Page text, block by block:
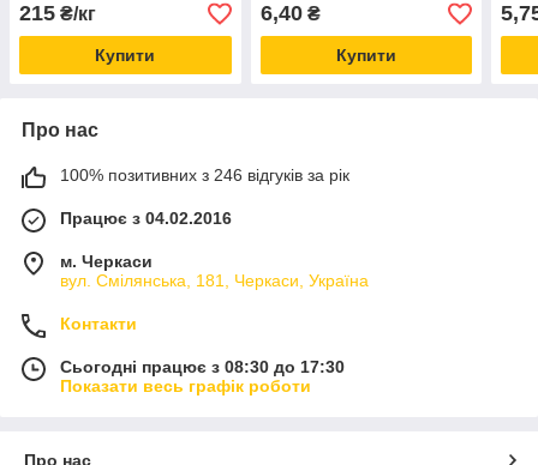
215 ₴/кг
Купити
6,40₴
Купити
Про нас
100% позитивних з 246 відгуків за рік
Працює з 04.02.2016
м. Черкаси
вул. Смілянська, 181, Черкаси, Україна
Контакти
Сьогодні працює з 08:30 до 17:30
Показати весь графік роботи
Про нас